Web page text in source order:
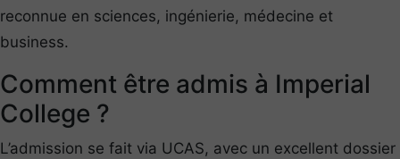
reconnue en sciences, ingénierie, médecine et
business.
Comment être admis à Imperial
College ?
L’admission se fait via UCAS, avec un excellent dossier